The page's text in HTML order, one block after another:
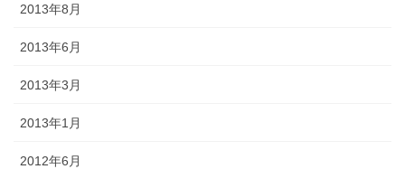
2013年8月
2013年6月
2013年3月
2013年1月
2012年6月